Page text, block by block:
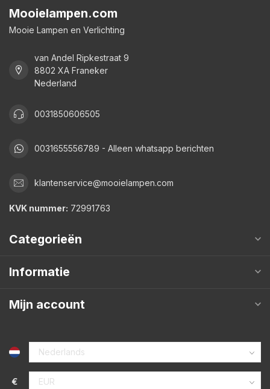
Mooielampen.com
Mooie Lampen en Verlichting
van Andel Ripkestraat 9
8802 XA Franeker
Nederland
0031850606505
0031655556789 - Alleen whatsapp berichten
klantenservice@mooielampen.com
KVK nummer: 72991763
Categorieën
Informatie
Mijn account
€